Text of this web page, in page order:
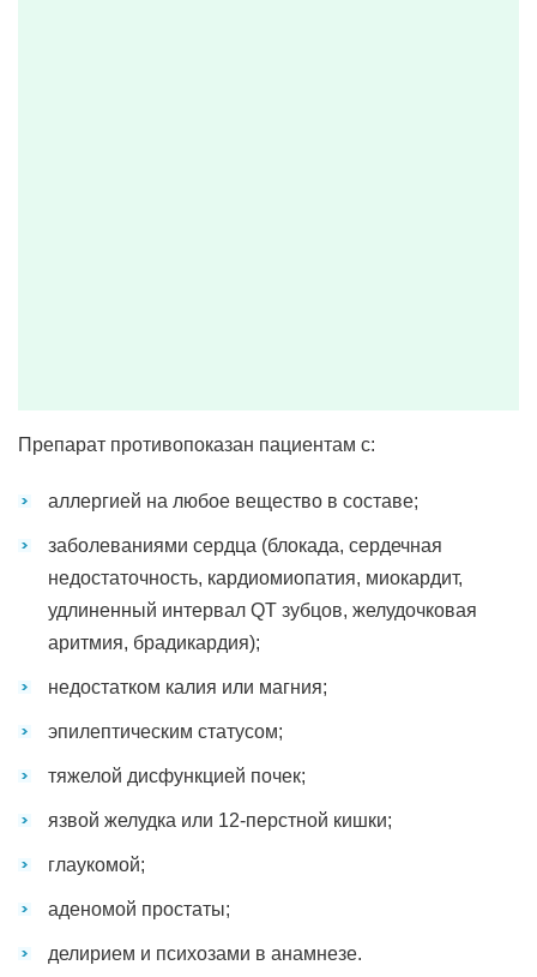
Препарат противопоказан пациентам с:
аллергией на любое вещество в составе;
заболеваниями сердца (блокада, сердечная
недостаточность, кардиомиопатия, миокардит,
удлиненный интервал QT зубцов, желудочковая
аритмия, брадикардия);
недостатком калия или магния;
эпилептическим статусом;
тяжелой дисфункцией почек;
язвой желудка или 12-перстной кишки;
глаукомой;
аденомой простаты;
делирием и психозами в анамнезе.